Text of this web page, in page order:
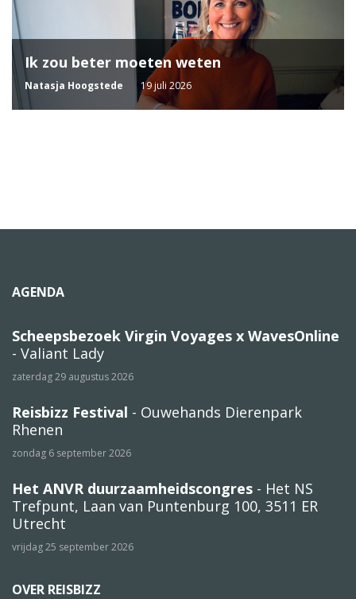
Ik zou beter moeten weten
Natasja Hoogstede 19 juli 2026
AGENDA
Scheepsbezoek Virgin Voyages x WavesOnline
- Valiant Lady
zaterdag 29 augustus 2026
Reisbizz Festival - Ouwehands Dierenpark
Rhenen
zondag 6 september 2026
Het ANVR duurzaamheidscongres - Het NS
Trefpunt, Laan van Puntenburg 100, 3511 ER
Utrecht
vrijdag 25 september 2026
OVER REISBIZZ